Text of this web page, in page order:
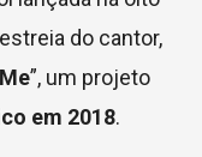
do cantor,
”, um projeto
em 2018.